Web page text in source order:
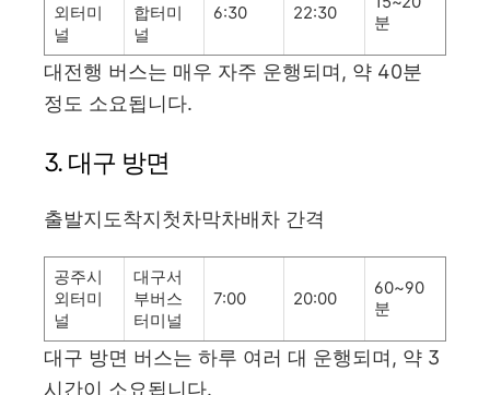
외터미
널
합터미
널
6:30 22:30
분
대전행 버스는 매우 자주 운행되며, 약 40분
정도 소요됩니다.
3. 대구 방면
출발지도착지첫차막차배차 간격
공주시
외터미
널
대구서
부버스
터미널
7:00 20:00
60~90
분
대구 방면 버스는 하루 여러 대 운행되며, 약 3
시간이 소요됩니다.